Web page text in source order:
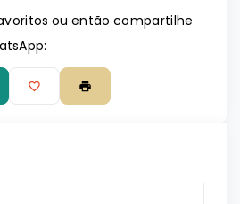
ou então compartilhe